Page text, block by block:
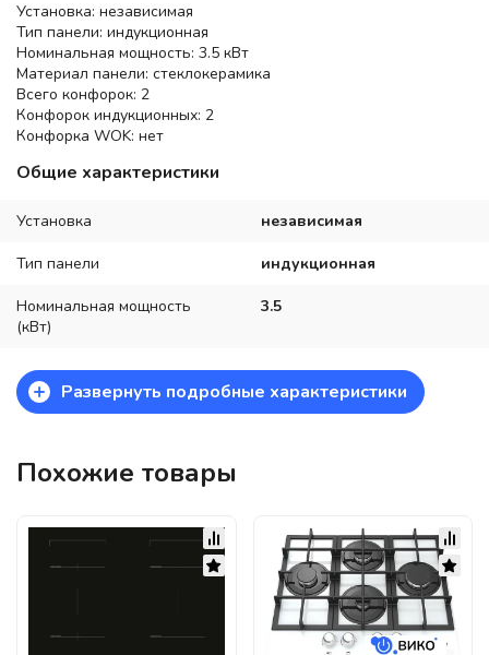
Установка: независимая
Тип панели: индукционная
Номинальная мощность: 3.5 кВт
Материал панели: стеклокерамика
Всего конфорок: 2
Конфорок индукционных: 2
Конфорка WOK: нет
Общие характеристики
Установка независимая
Тип панели индукционная
Номинальная мощность
(кВт)
3.5
+ Развернуть подробные характеристики
Похожие товары